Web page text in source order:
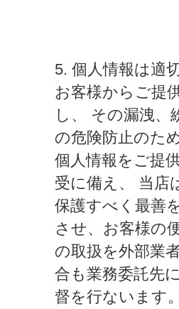
5. 個人情報は適
お客様からご提
し、 その漏洩、
の危険防止のた
個人情報をご提
受に備え、 当店
保護すべく最善
させ、お客様の
の取扱を外部業
合も業務委託先
督を行ないます